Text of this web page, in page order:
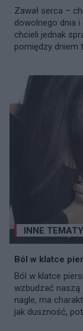
Zawał serca –
dowolnego dnia
chcieli jednak
pomiędzy dniem
INNE TEMATY
Ból w klatce
Ból w klatce
wzbudzać naszą
nagle, ma
jak duszność,